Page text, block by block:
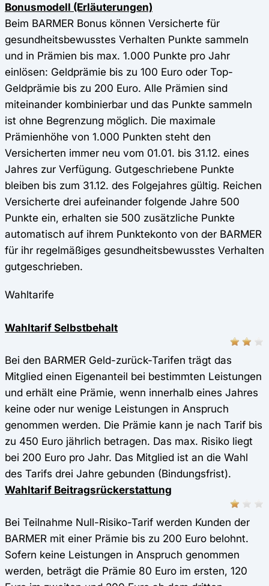
Bonusmodell (Erläuterungen)
Beim BARMER Bonus können Versicherte für
gesundheitsbewusstes Verhalten Punkte sammeln
und in Prämien bis max. 1.000 Punkte pro Jahr
einlösen: Geldprämie bis zu 100 Euro oder Top-
Geldprämie bis zu 200 Euro. Alle Prämien sind
miteinander kombinierbar und das Punkte sammeln
ist ohne Begrenzung möglich. Die maximale
Prämienhöhe von 1.000 Punkten steht den
Versicherten immer neu vom 01.01. bis 31.12. eines
Jahres zur Verfügung. Gutgeschriebene Punkte
bleiben bis zum 31.12. des Folgejahres gültig. Reichen
Versicherte drei aufeinander folgende Jahre 500
Punkte ein, erhalten sie 500 zusätzliche Punkte
automatisch auf ihrem Punktekonto von der BARMER
für ihr regelmäßiges gesundheitsbewusstes Verhalten
gutgeschrieben.
Wahltarife
Wahltarif Selbstbehalt
Bei den BARMER Geld-zurück-Tarifen trägt das
Mitglied einen Eigenanteil bei bestimmten Leistungen
und erhält eine Prämie, wenn innerhalb eines Jahres
keine oder nur wenige Leistungen in Anspruch
genommen werden. Die Prämie kann je nach Tarif bis
zu 450 Euro jährlich betragen. Das max. Risiko liegt
bei 200 Euro pro Jahr. Das Mitglied ist an die Wahl
des Tarifs drei Jahre gebunden (Bindungsfrist).
Wahltarif Beitragsrückerstattung
Bei Teilnahme Null-Risiko-Tarif werden Kunden der
BARMER mit einer Prämie bis zu 200 Euro belohnt.
Sofern keine Leistungen in Anspruch genommen
werden, beträgt die Prämie 80 Euro im ersten, 120